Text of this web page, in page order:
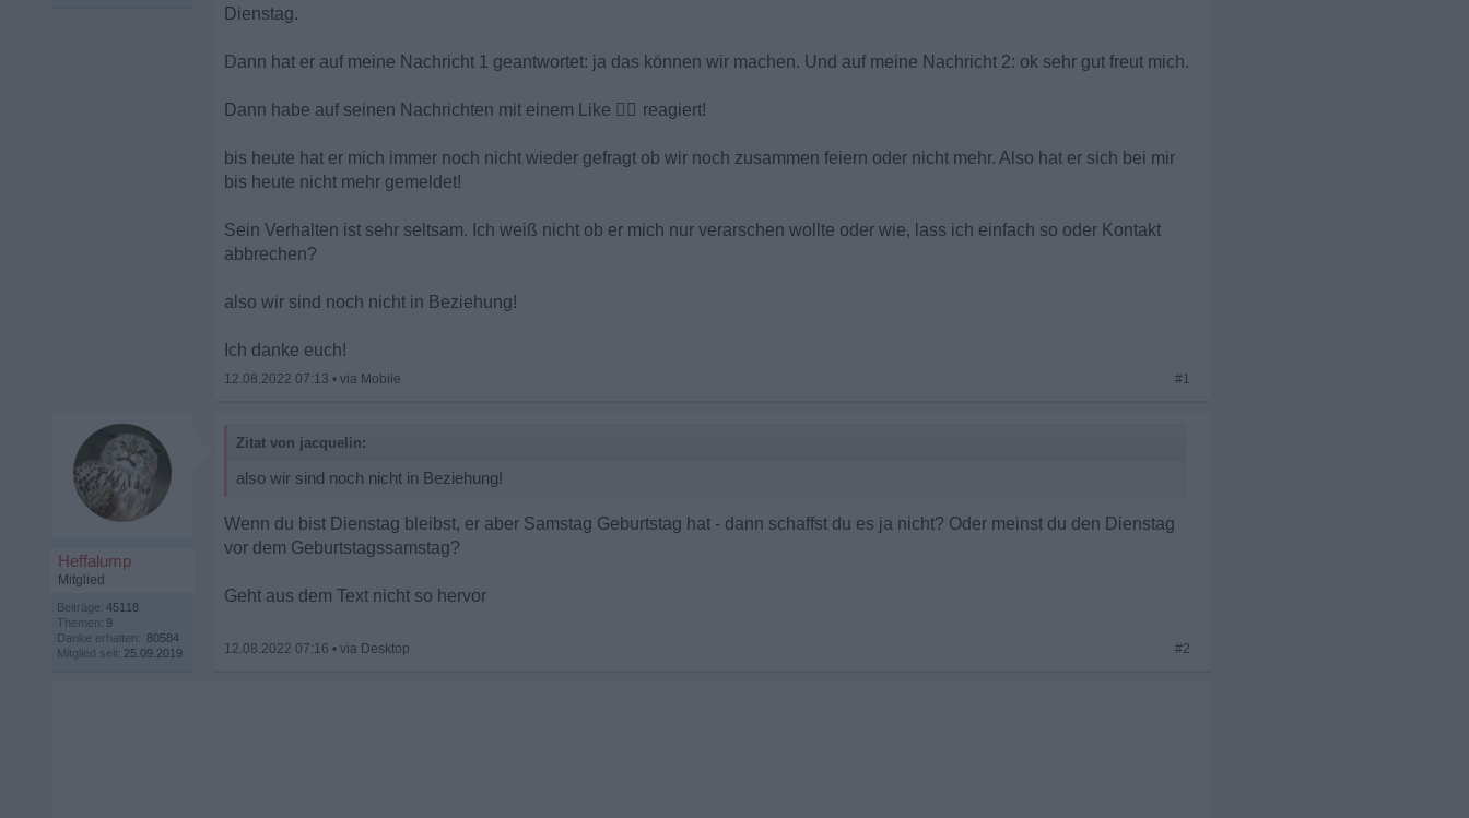
Dienstag.
Dann hat er auf meine Nachricht 1 geantwortet: ja das können wir machen. Und auf meine Nachricht 2: ok sehr gut freut mich.
Dann habe auf seinen Nachrichten mit einem Like 👍🏻 reagiert!
bis heute hat er mich immer noch nicht wieder gefragt ob wir noch zusammen feiern oder nicht mehr. Also hat er sich bei mir
bis heute nicht mehr gemeldet!
Sein Verhalten ist sehr seltsam. Ich weiß nicht ob er mich nur verarschen wollte oder wie, lass ich einfach so oder Kontakt
abbrechen?
also wir sind noch nicht in Beziehung!
Ich danke euch!
12.08.2022 07:13 • #1
Heffalump
Mitglied
Beiträge: 45118
Themen: 9
Danke erhalten: 80584
Mitglied seit: 25.09.2019
Zitat von jacquelin:
also wir sind noch nicht in Beziehung!
Wenn du bist Dienstag bleibst, er aber Samstag Geburtstag hat - dann schaffst du es ja nicht? Oder meinst du den Dienstag
vor dem Geburtstagssamstag?
Geht aus dem Text nicht so hervor
12.08.2022 07:16 • #2